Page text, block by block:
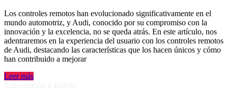
Los controles remotos han evolucionado significativamente en el
mundo automotriz, y Audi, conocido por su compromiso con la
innovación y la excelencia, no se queda atrás. En este artículo, nos
adentraremos en la experiencia del usuario con los controles remotos
de Audi, destacando las características que los hacen únicos y cómo
han contribuido a mejorar
Leer más